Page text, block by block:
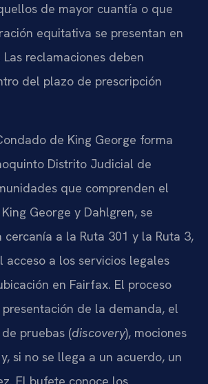
de mayor cuantía o que
equitativa se presentan en
reclamaciones deben
del plazo de prescripción
de King George forma
Distrito Judicial de
que comprenden el
George y Dahlgren, se
a la Ruta 301 y la Ruta 3,
a los servicios legales
en Fairfax. El proceso
de la demanda, el
pruebas (discovery), mociones
si no se llega a un acuerdo, un
El bufete conoce los